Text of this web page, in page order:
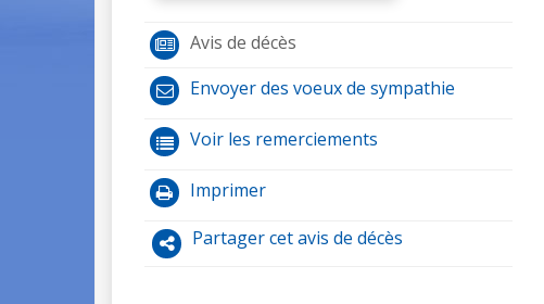
Avis de décès
Envoyer des voeux de sympathie
Voir les remerciements
Imprimer
Partager cet avis de décès